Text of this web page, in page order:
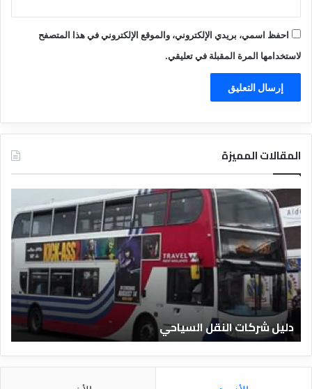
احفظ اسمي، بريدي الإلكتروني، والموقع الإلكتروني في هذا المتصفح
لاستخدامها المرة المقبلة في تعليقي.
المقالات المميزة
ل
ي
ا
ل
ف
ن
ق
ا
ل
دليل الفنادق المصرية
ق